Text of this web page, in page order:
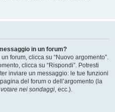
in un forum?
forum, clicca su “Nuovo argomento”.
clicca su “Rispondi”. Potresti
inviare un messaggio: le tue funzioni
del forum o dell’argomento (la
nei sondaggi, ecc.).